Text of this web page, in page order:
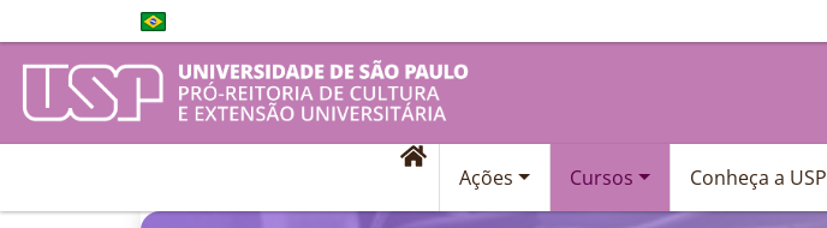
Ações Cursos Conheça a USP